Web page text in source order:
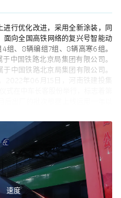
行优化改进，采用全新涂装，同
面向全国高铁网络的复兴号智能动
组、8辆编组7组、8辆高寒6组。
中国铁路北京局集团有限公司。
中国铁路北京局集团有限公司。
2022年06月15日，河南铁建投集
在中车长客股份举行，标志着第
出厂的批次根据上线运用一年以
小桌板、将腿靠重新造型；4、商
贴纸增加高度。2023年起列车在
年投入运营的列车其中1号车厢
易出现意外情况（后排忘记收回时
座取消腿托。2022年中标价格约
速度